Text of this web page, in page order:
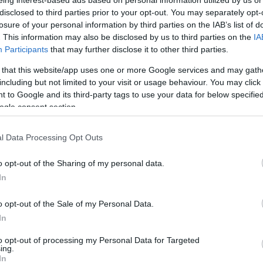
to third parties prior to your opt-out. You may separately
of your personal information by third parties on the IAB’s list of
This information may also be disclosed by us to third parties on the
Participants that may further disclose it to other third parties.
that this website/app uses one or more Google services and may
but not limited to your visit or usage behaviour. You may
to Google and its third-party tags to use your data for below
consent section.
Data Processing Opt Outs
opt-out of the Sharing of my personal data.
opt-out of the Sale of my Personal Data.
opt-out of processing my Personal Data for Targeted
játékokra is többet költöttek.
forrásként a Google Keresőben!
forintra nőtt, a 4,5 százalékos bővülés a vállalat